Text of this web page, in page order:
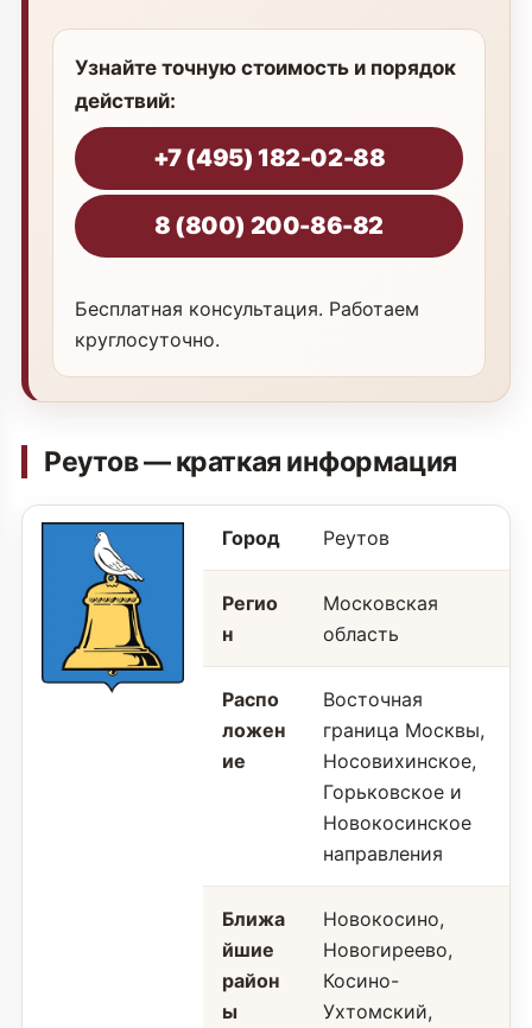
Узнайте точную стоимость и порядок
действий:
+7 (495) 182-02-88
8 (800) 200-86-82
Бесплатная консультация. Работаем
круглосуточно.
Реутов — краткая информация
Город Реутов
Регио
н
Московская
область
Распо
ложен
ие
Восточная
граница Москвы,
Носовихинское,
Горьковское и
Новокосинское
направления
Ближа
йшие
район
ы
Новокосино,
Новогиреево,
Косино-
Ухтомский,